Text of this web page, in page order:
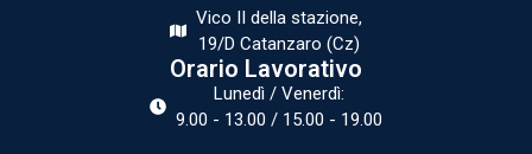
Vico II della stazione,
19/D Catanzaro (Cz)
Orario Lavorativo
Lunedì / Venerdì:
9.00 - 13.00 / 15.00 - 19.00